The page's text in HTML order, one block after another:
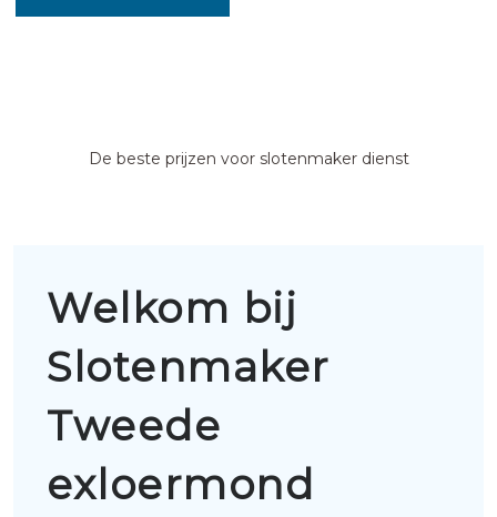
De beste prijzen voor slotenmaker dienst
Welkom bij
Slotenmaker
Tweede
exloermond